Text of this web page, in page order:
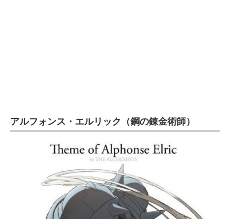
アルフォンス・エルリック（鋼の錬金術師）